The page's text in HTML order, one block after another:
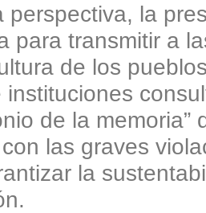
perspectiva, la
para transmitir a
de los
instituciones
de la
las graves
la